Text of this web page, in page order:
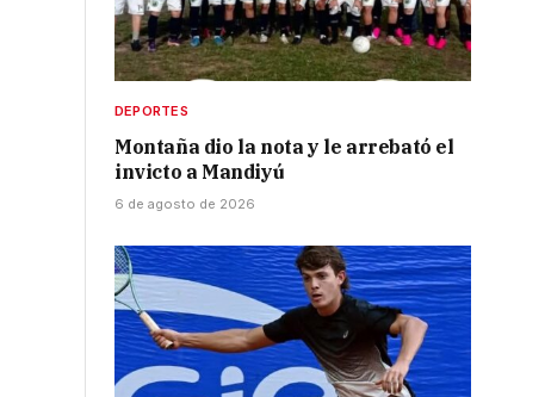
DEPORTES
Montaña dio la nota y le arrebató el
invicto a Mandiyú
6 de agosto de 2026